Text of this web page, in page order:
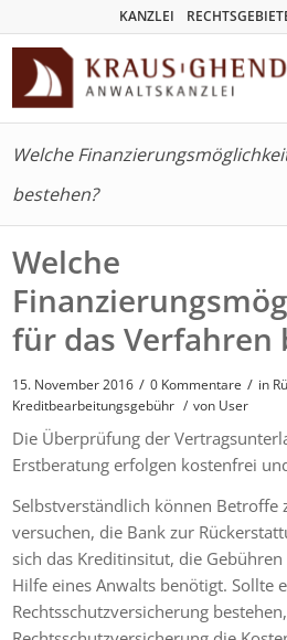
KANZLEI
Welche
bestehen?
Welche
für das Verfahren
15. November 2016 / 0 Kommentare / in
Kreditbearbeitungsgebühr / von User
Die Überprüfung der
Erstberatung erfolgen kostenfrei
Selbstverständlich können Betroffe
versuchen, die Bank zur
sich das Kreditinsitut, die
Hilfe eines Anwalts benötigt. Sollte
Rechtsschutzversicherung